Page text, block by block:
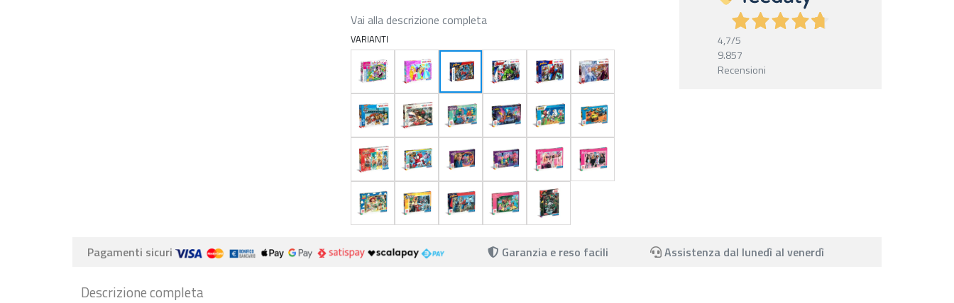
Vai alla descrizione completa
VARIANTI 4,7/5
9.857
Recensioni
Pagamenti sicuri Garanzia e reso facili Assistenza dal lunedì al venerdì
Descrizione completa